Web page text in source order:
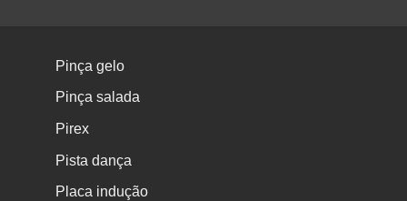
Pinça gelo
Pinça salada
Pirex
Pista dança
Placa indução